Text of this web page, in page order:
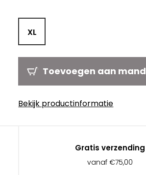
XL
Toevoegen aan mand
Bekijk productinformatie
Gratis verzending
vanaf €75,00